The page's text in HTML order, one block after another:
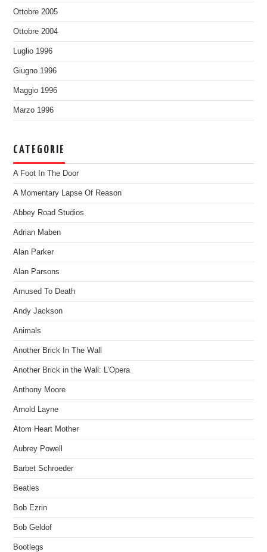
Ottobre 2005
Ottobre 2004
Luglio 1996
Giugno 1996
Maggio 1996
Marzo 1996
CATEGORIE
A Foot In The Door
A Momentary Lapse Of Reason
Abbey Road Studios
Adrian Maben
Alan Parker
Alan Parsons
Amused To Death
Andy Jackson
Animals
Another Brick In The Wall
Another Brick in the Wall: L’Opera
Anthony Moore
Arnold Layne
Atom Heart Mother
Aubrey Powell
Barbet Schroeder
Beatles
Bob Ezrin
Bob Geldof
Bootlegs